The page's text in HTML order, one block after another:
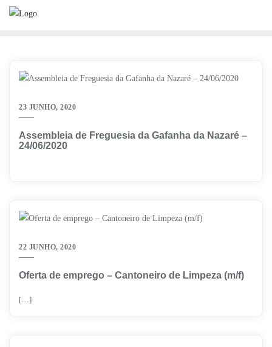
Skip
23 JUNHO, 2020
Assembleia de Freguesia da Gafanha da Nazaré –
24/06/2020
22 JUNHO, 2020
Oferta de emprego – Cantoneiro de Limpeza (m/f)
[…]